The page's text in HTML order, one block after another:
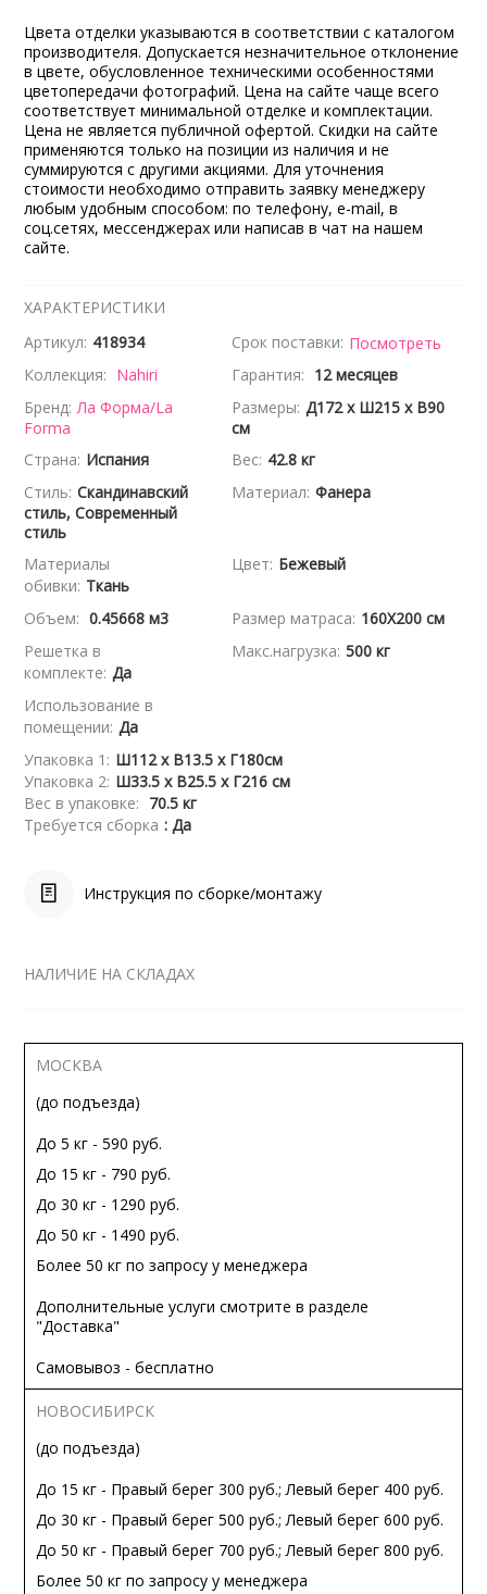
Цвета отделки указываются в соответствии с каталогом
производителя. Допускается незначительное отклонение
в цвете, обусловленное техническими особенностями
цветопередачи фотографий. Цена на сайте чаще всего
соответствует минимальной отделке и комплектации.
Цена не является публичной офертой. Скидки на сайте
применяются только на позиции из наличия и не
суммируются с другими акциями. Для уточнения
стоимости необходимо отправить заявку менеджеру
любым удобным способом: по телефону, e-mail, в
соц.сетях, мессенджерах или написав в чат на нашем
сайте.
ХАРАКТЕРИСТИКИ
Артикул: 418934 Срок поставки: Посмотреть
Коллекция: Nahiri Гарантия: 12 месяцев
Бренд: Ла Форма/La
Forma
Размеры: Д172 x Ш215 x В90
см
Страна: Испания Вес: 42.8 кг
Стиль: Скандинавский
стиль, Современный
стиль
Материал: Фанера
Материалы
обивки: Ткань
Цвет: Бежевый
Объем: 0.45668 м3 Размер матраса: 160X200 см
Решетка в
комплекте: Да
Макс.нагрузка: 500 кг
Использование в
помещении: Да
Упаковка 1: Ш112 x В13.5 x Г180см
Упаковка 2: Ш33.5 x В25.5 x Г216 см
Вес в упаковке: 70.5 кг
Требуется сборка : Да
Инструкция по сборке/монтажу
НАЛИЧИЕ НА СКЛАДАХ
МОСКВА
(до подъезда)
До 5 кг - 590 руб.
До 15 кг - 790 руб.
До 30 кг - 1290 руб.
До 50 кг - 1490 руб.
Более 50 кг по запросу у менеджера
Дополнительные услуги смотрите в разделе
"Доставка"
Самовывоз - бесплатно
НОВОСИБИРСК
(до подъезда)
До 15 кг - Правый берег 300 руб.; Левый берег 400 руб.
До 30 кг - Правый берег 500 руб.; Левый берег 600 руб.
До 50 кг - Правый берег 700 руб.; Левый берег 800 руб.
Более 50 кг по запросу у менеджера